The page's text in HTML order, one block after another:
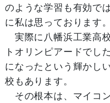
のような学習も有効で
に私は思っております。
実際に八幡浜工業高
トオリンピアードでし
になったという輝かし
校もあります。
その根本は、マイコ